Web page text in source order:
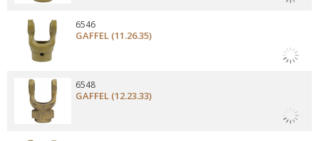
GAFFEL (11.26.35)
6546
GAFFEL (12.23.33)
6548